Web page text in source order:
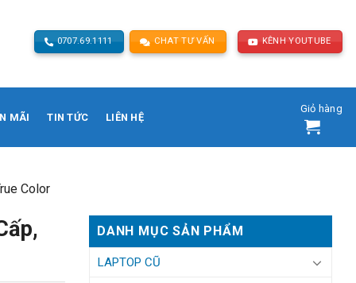
0707.69.1111 CHAT TƯ VẤN KÊNH YOUTUBE
MÃI TIN TỨC LIÊN HỆ
Giỏ hàng
Color
DANH MỤC SẢN PHẨM
LAPTOP CŨ